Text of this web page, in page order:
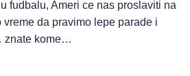
fudbalu, Ameri ce nas proslaviti na
vreme da pravimo lepe parade i
znate kome…